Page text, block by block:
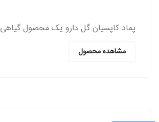
مشاهده محصول